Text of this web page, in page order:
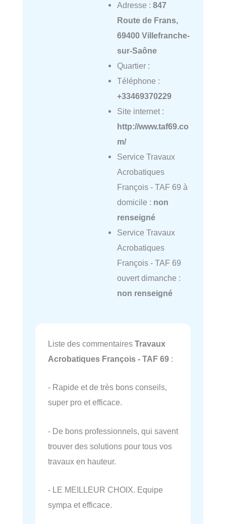
Adresse : 847
Route de Frans,
69400 Villefranche-
sur-Saône
Quartier :
Téléphone :
+33469370229
Site internet :
http://www.taf69.co
m/
Service Travaux
Acrobatiques
François - TAF 69 à
domicile : non
renseigné
Service Travaux
Acrobatiques
François - TAF 69
ouvert dimanche :
non renseigné
Liste des commentaires Travaux
Acrobatiques François - TAF 69 :
- Rapide et de très bons conseils,
super pro et efficace.
- De bons professionnels, qui savent
trouver des solutions pour tous vos
travaux en hauteur.
- LE MEILLEUR CHOIX. Equipe
sympa et efficace.